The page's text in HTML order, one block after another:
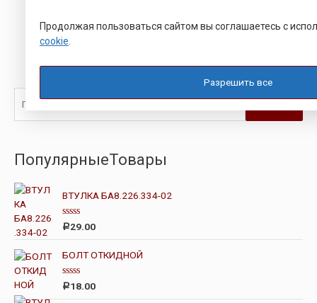
ПопулярныеТовары
ВТУЛКА БА8.226.334-02
О
е
н
к
а
0
и
з
Р29.00
БОЛТ ОТКИДНОЙ
О
Р18.00
Продолжая пользоваться сайтом вы соглашаетесь с
cookie
Разрешить все